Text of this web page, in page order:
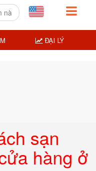
sạn
hàng ở
ĐẠI LÝ